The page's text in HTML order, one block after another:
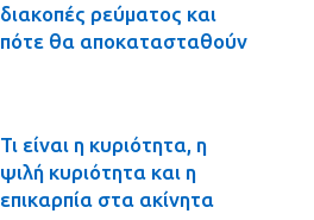
διακοπές ρεύματος και
πότε θα αποκατασταθούν
Τι είναι η κυριότητα, η
ψιλή κυριότητα και η
επικαρπία στα ακίνητα